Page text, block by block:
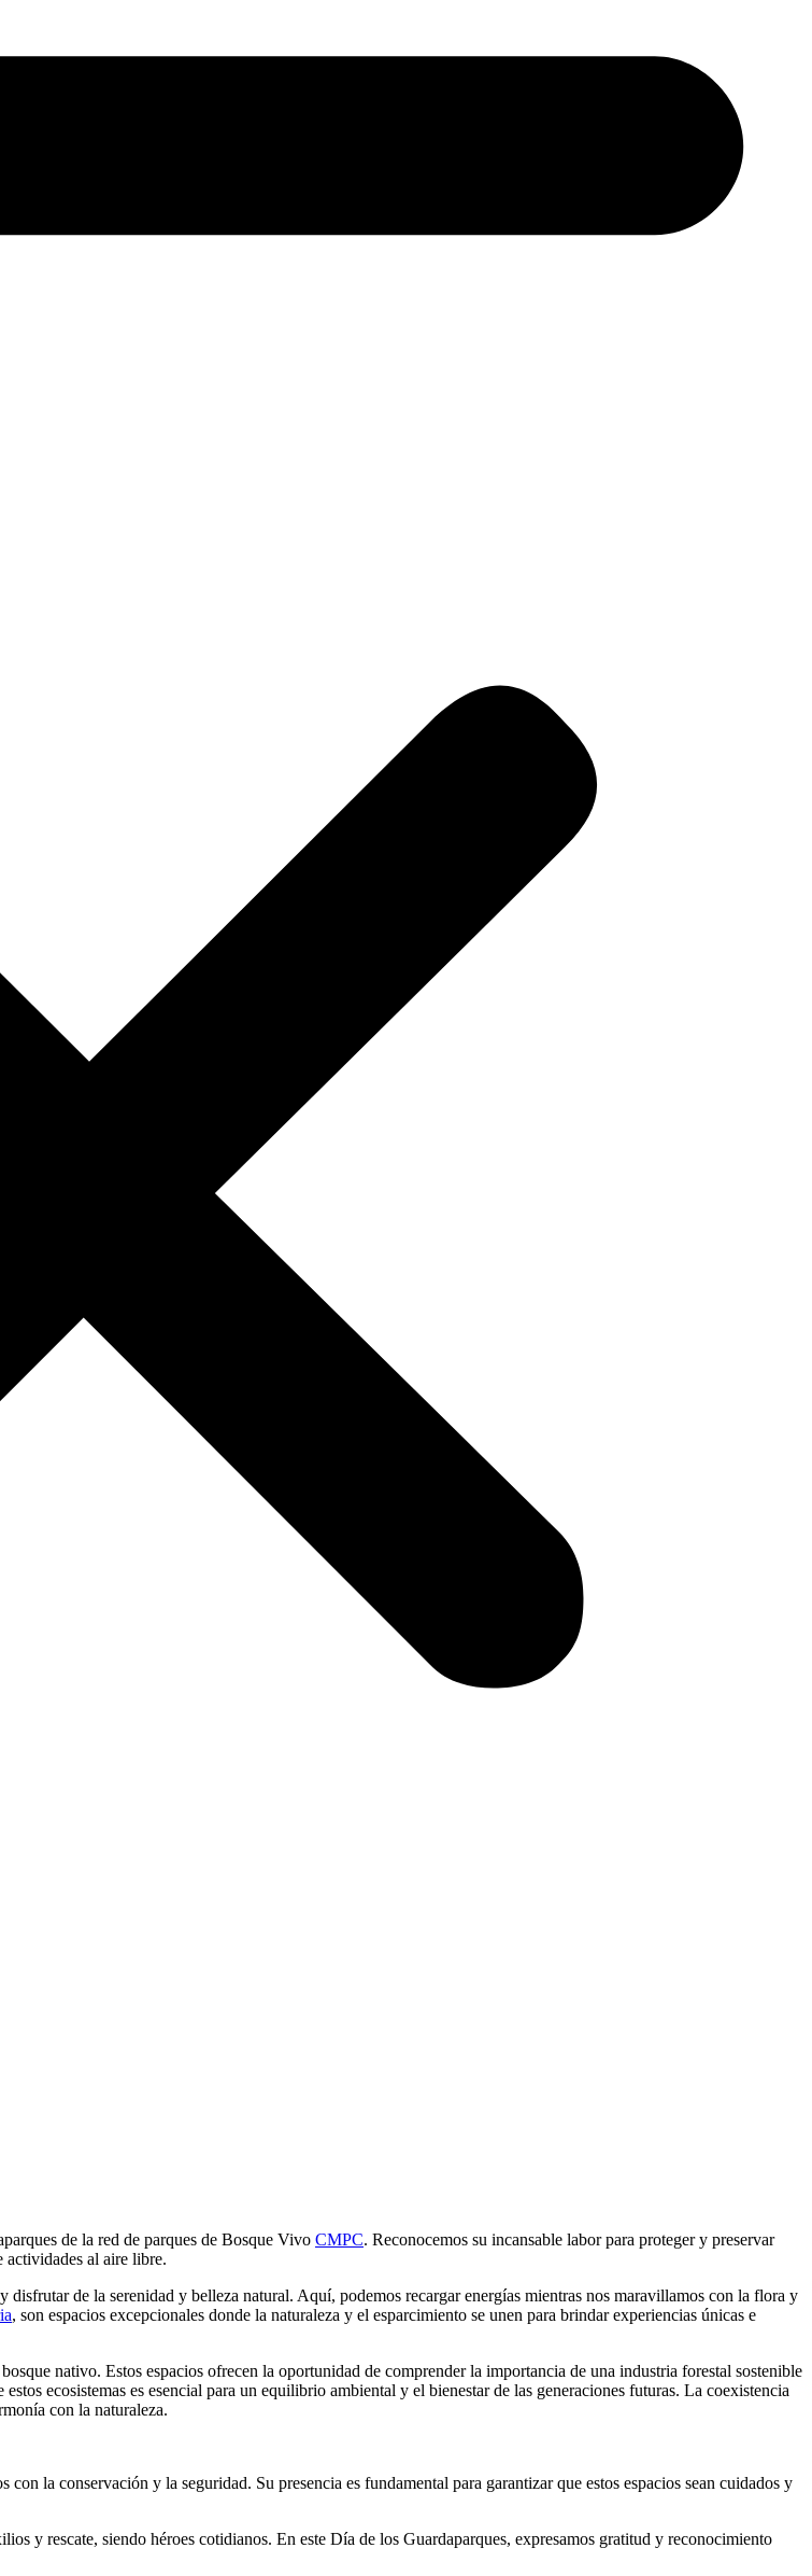
de la red de parques de Bosque Vivo CMPC. Reconocemos su incansable labor para proteger y preservar
actividades al aire libre.
de la serenidad y belleza natural. Aquí, podemos recargar energías mientras nos maravillamos con la flora y
, son espacios excepcionales donde la naturaleza y el esparcimiento se unen para brindar experiencias únicas e
nativo. Estos espacios ofrecen la oportunidad de comprender la importancia de una industria forestal sostenible
ecosistemas es esencial para un equilibrio ambiental y el bienestar de las generaciones futuras. La coexistencia
con la naturaleza.
la conservación y la seguridad. Su presencia es fundamental para garantizar que estos espacios sean cuidados y
y rescate, siendo héroes cotidianos. En este Día de los Guardaparques, expresamos gratitud y reconocimiento